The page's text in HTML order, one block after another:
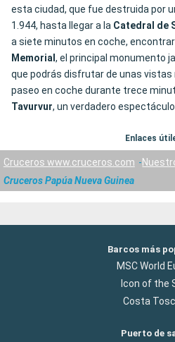
esta ciudad, que fue destruida por
1.944, hasta llegar a la Catedral de
a siete minutos en coche,
Memorial , el principal monumento
que podrás disfrutar de unas vistas
paseo en coche durante trece
Tavurvur, un verdadero
Enlaces
Cruceros www.cruceros.com
Cruceros Papúa Nueva Guinea
Barcos más
MSC World
Icon of the
Costa
Puerto de